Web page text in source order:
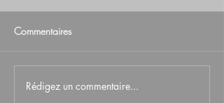
Bastards of the
Commentaires
Rédigez un commentaire...